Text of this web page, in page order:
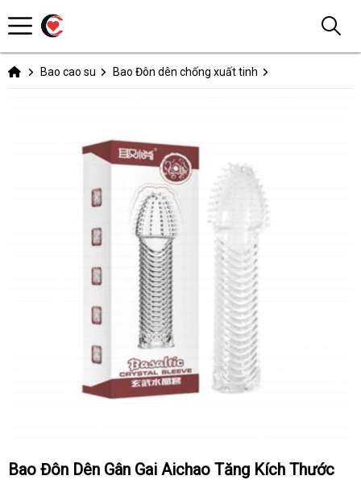
Bao cao su Bao Đôn dên chống xuất tinh
Bao Đôn Dên Gân Gai Aichao Tăng Kích Thước